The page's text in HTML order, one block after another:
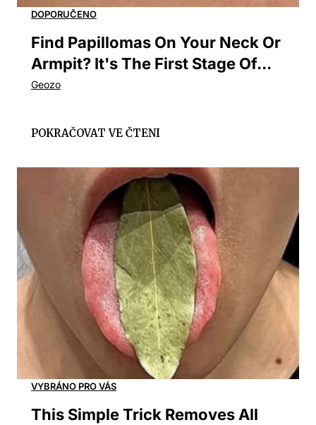
Find Papillomas On Your Neck Or
Armpit? It's The First Stage Of...
This Simple Trick Removes All